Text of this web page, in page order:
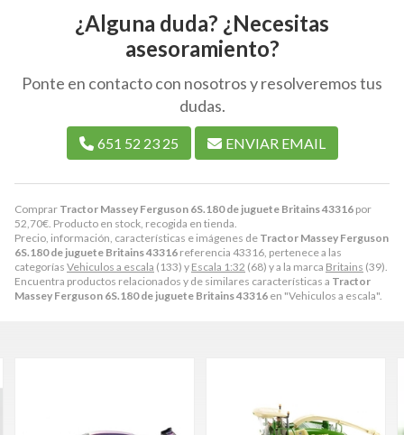
Comprar Tractor Massey Ferguson 6S.180 de juguete Britains 43316 por
52,70€ . Producto en stock, recogida en tienda.
Precio, información, características e imágenes de Tractor Massey Ferguson
6S.180 de juguete Britains 43316 referencia 43316, pertenece a las
categorías Vehiculos a escala (133) y Escala 1:32 (68) y a la marca Britains (39).
Encuentra productos relacionados y de similares características a Tractor
Massey Ferguson 6S.180 de juguete Britains 43316 en "Vehiculos a escala".
¿Alguna duda? ¿Necesitas
asesoramiento?
Ponte en contacto con nosotros y resolveremos tus
dudas.
651 52 23 25 ENVIAR EMAIL